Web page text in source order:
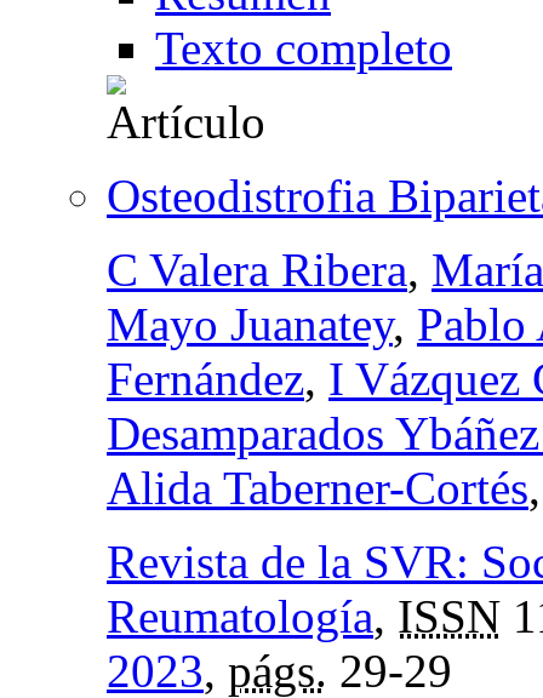
Texto completo
Osteodistrofia
C Valera Ribera,
Mayo Juanatey, Pablo
Fernández, I Vázquez
Desamparados
Alida Taberner-Cortés
Revista de la SVR:
Reumatología, ISSN
2023, págs. 29-29